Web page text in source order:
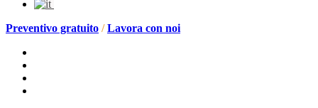
Preventivo gratuito /Lavora con noi